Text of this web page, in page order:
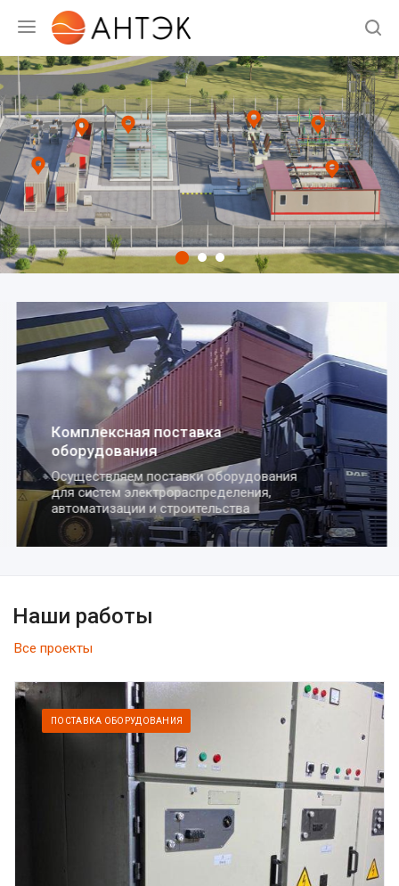
Комплексная поставка
оборудования
Осуществляем поставки оборудования
для систем электрораспределения,
автоматизации и строительства
Все проекты
Наши работы
ПОСТАВКА ОБОРУДОВАНИЯ